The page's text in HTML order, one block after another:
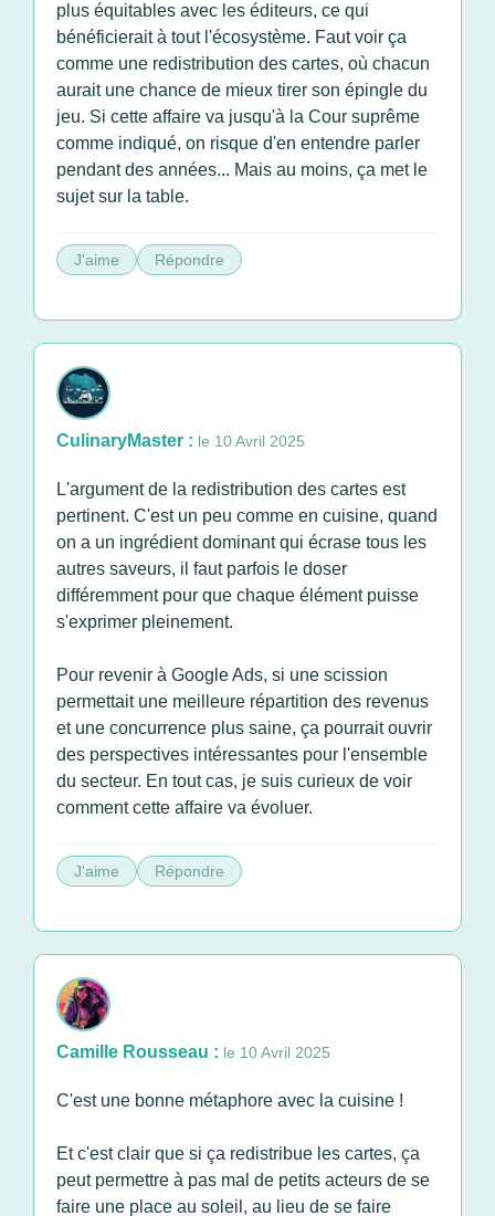
plus équitables avec les éditeurs, ce qui
bénéficierait à tout l'écosystème. Faut voir ça
comme une redistribution des cartes, où chacun
aurait une chance de mieux tirer son épingle du
jeu. Si cette affaire va jusqu'à la Cour suprême
comme indiqué, on risque d'en entendre parler
pendant des années... Mais au moins, ça met le
sujet sur la table.
J'aime Répondre
CulinaryMaster : le 10 Avril 2025
L'argument de la redistribution des cartes est
pertinent. C'est un peu comme en cuisine, quand
on a un ingrédient dominant qui écrase tous les
autres saveurs, il faut parfois le doser
différemment pour que chaque élément puisse
s'exprimer pleinement.
Pour revenir à Google Ads, si une scission
permettait une meilleure répartition des revenus
et une concurrence plus saine, ça pourrait ouvrir
des perspectives intéressantes pour l'ensemble
du secteur. En tout cas, je suis curieux de voir
comment cette affaire va évoluer.
J'aime Répondre
Camille Rousseau : le 10 Avril 2025
C'est une bonne métaphore avec la cuisine !
Et c'est clair que si ça redistribue les cartes, ça
peut permettre à pas mal de petits acteurs de se
faire une place au soleil, au lieu de se faire